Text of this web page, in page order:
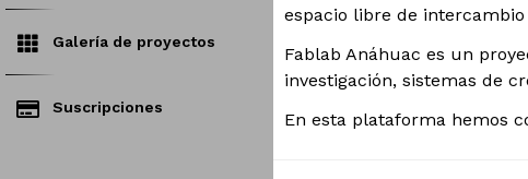
Galería de proyectos
Suscripciones
espacio libre de
Fablab Anáhuac es un
investigación, sistemas de
En esta plataforma hemos